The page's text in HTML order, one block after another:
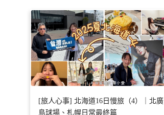
[旅人心事] 北海道16日慢旅（4）｜北廣
島球場、札幌日常最終篇